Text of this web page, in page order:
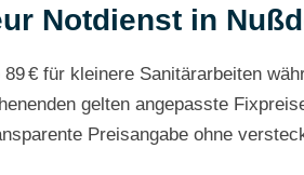
Notdienst in
€ für kleinere Sanitärarbeiten
gelten angepasste
Preisangabe ohne